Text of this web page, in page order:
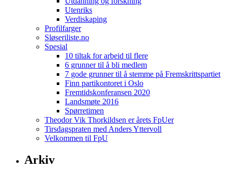
Utenriks
Verdiskaping
Profilfarger
Sløseriliste.no
Spesial
10 tiltak for arbeid til flere
6 grunner til å bli medlem
7 gode grunner til å stemme på Fremskrittspartiet
Finn partikontoret i Oslo
Fremtidskonferansen 2020
Landsmøte 2016
Spørretimen
Theodor Vik Thorkildsen er årets FpUer
Tirsdagspraten med Anders Yttervoll
Velkommen til FpU
Arkiv